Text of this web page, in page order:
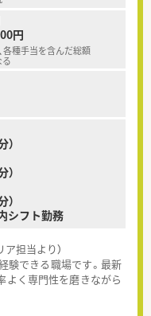
円
各種手当を含んだ総額
）
）
）
シフト勤務
担当より）
験できる職場です。最新
よく専門性を磨きながら